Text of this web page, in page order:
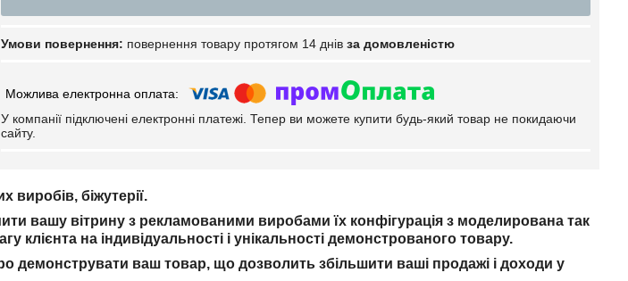
повернення товару протягом 14 днів за домовленістю
У компанії підключені електронні платежі. Тепер ви можете купити будь-який товар не покидаючи
сайту.
виробів, біжутерії.
вашу вітрину з рекламованими виробами їх конфігурація з моделирована так
клієнта на індивідуальності і унікальності демонстрованого товару.
демонструвати ваш товар, що дозволить збільшити ваші продажі і доходи у